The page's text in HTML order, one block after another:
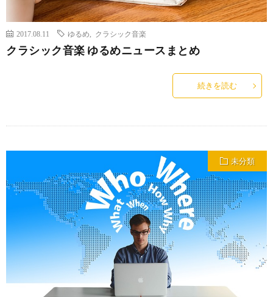
2017.08.11 ゆるめ クラシック音楽
クラシック音楽 ゆるめニュースまとめ
続きを読む
未分類